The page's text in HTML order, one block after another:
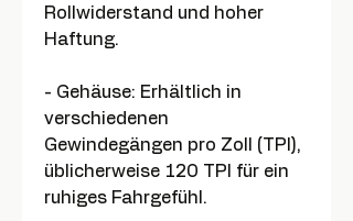
Rollwiderstand und hoher
Haftung.
- Gehäuse: Erhältlich in
verschiedenen
Gewindegängen pro Zoll (TPI),
üblicherweise 120 TPI für ein
ruhiges Fahrgefühl.